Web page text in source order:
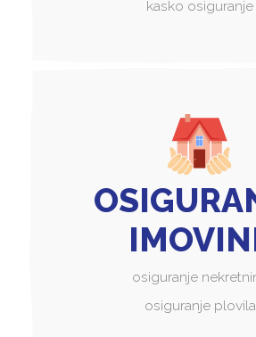
kasko osiguranje
osiguranje
osiguranje plovila